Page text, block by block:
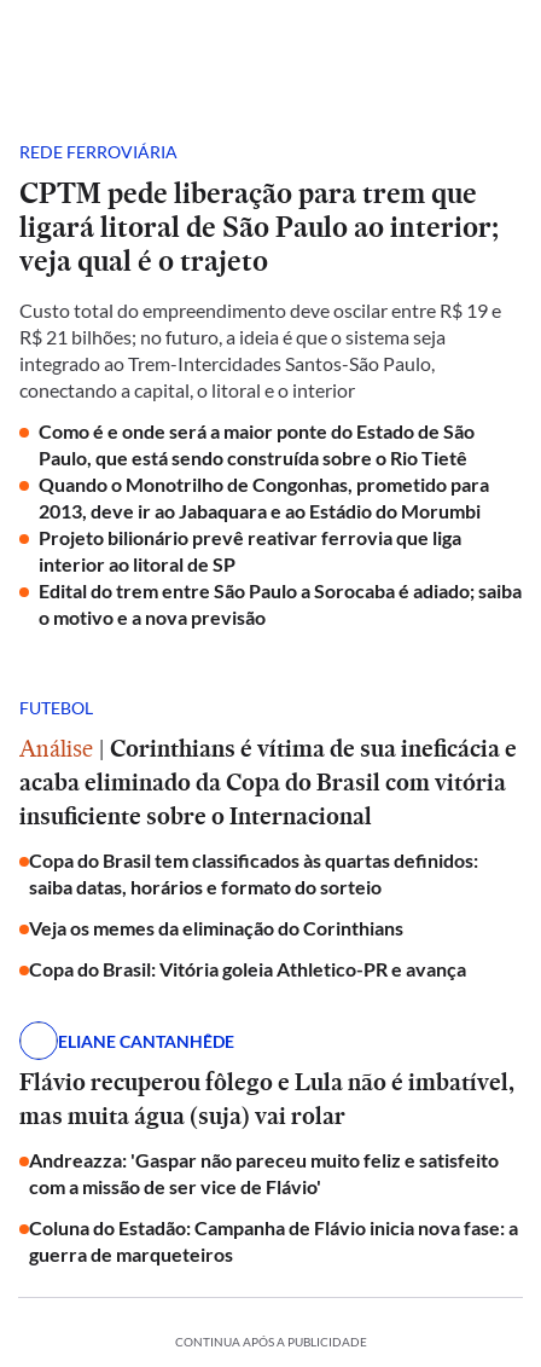
REDE FERROVIÁRIA
CPTM pede liberação para trem que
ligará litoral de São Paulo ao interior;
veja qual é o trajeto
Custo total do empreendimento deve oscilar entre R$ 19 e
R$ 21 bilhões; no futuro, a ideia é que o sistema seja
integrado ao Trem-Intercidades Santos-São Paulo,
conectando a capital, o litoral e o interior
Como é e onde será a maior ponte do Estado de São
Paulo, que está sendo construída sobre o Rio Tietê
Quando o Monotrilho de Congonhas, prometido para
2013, deve ir ao Jabaquara e ao Estádio do Morumbi
Projeto bilionário prevê reativar ferrovia que liga
interior ao litoral de SP
Edital do trem entre São Paulo a Sorocaba é adiado; saiba
o motivo e a nova previsão
FUTEBOL
Análise | Corinthians é vítima de sua ineficácia e
acaba eliminado da Copa do Brasil com vitória
insuficiente sobre o Internacional
Copa do Brasil tem classificados às quartas definidos:
saiba datas, horários e formato do sorteio
Veja os memes da eliminação do Corinthians
Copa do Brasil: Vitória goleia Athletico-PR e avança
ELIANE CANTANHÊDE
Flávio recuperou fôlego e Lula não é imbatível,
mas muita água (suja) vai rolar
Andreazza: 'Gaspar não pareceu muito feliz e satisfeito
com a missão de ser vice de Flávio'
Coluna do Estadão: Campanha de Flávio inicia nova fase: a
guerra de marqueteiros
CONTINUA APÓS A PUBLICIDADE